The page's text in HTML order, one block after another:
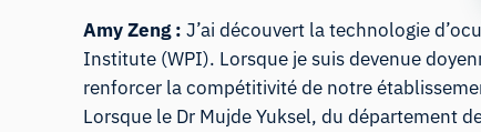
Amy Zeng : J’ai découvert la technologie
Institute (WPI). Lorsque je suis devenue
renforcer la compétitivité de notre
Lorsque le Dr Mujde Yuksel, du département